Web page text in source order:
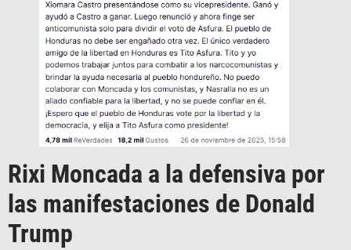
Rixi Moncada a la defensiva por
las manifestaciones de Donald
Trump